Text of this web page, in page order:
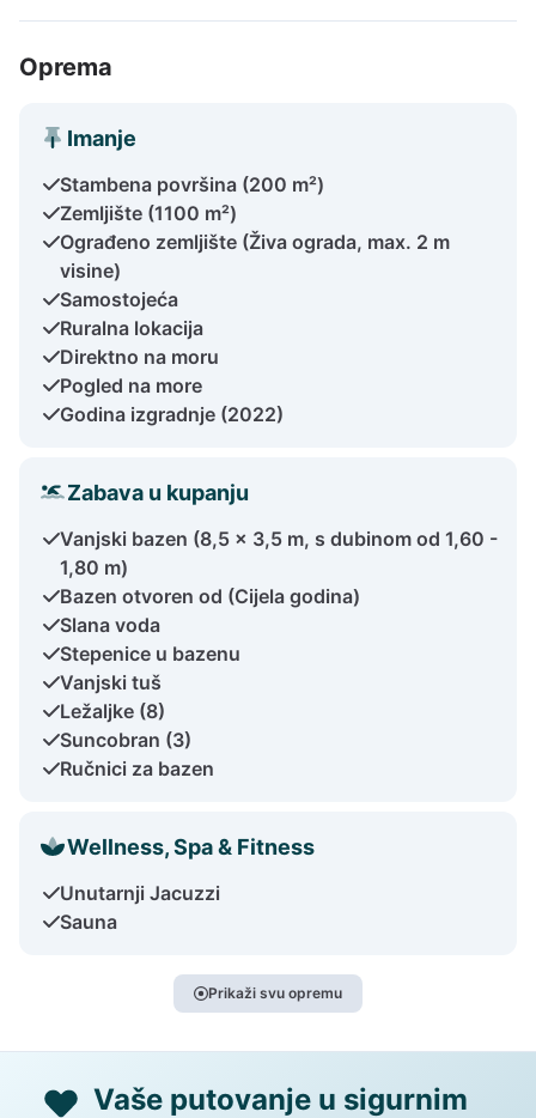
Oprema
Imanje
Stambena površina (200 m²)
Zemljište (1100 m²)
Ograđeno zemljište (Živa ograda, max. 2 m
visine)
Samostojeća
Ruralna lokacija
Direktno na moru
Pogled na more
Godina izgradnje (2022)
Zabava u kupanju
Vanjski bazen (8,5 x 3,5 m, s dubinom od 1,60 -
1,80 m)
Bazen otvoren od (Cijela godina)
Slana voda
Stepenice u bazenu
Vanjski tuš
Ležaljke (8)
Suncobran (3)
Ručnici za bazen
Wellness, Spa & Fitness
Unutarnji Jacuzzi
Sauna
Prikaži svu opremu
Vaše putovanje u sigurnim